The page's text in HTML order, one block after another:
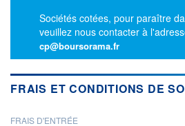
Sociétés cotées, pour paraître
veuillez nous contacter à
cp@boursorama.fr
FRAIS ET CONDITIONS DE
PROSPECTUS
FRAIS D'ENTRÉE